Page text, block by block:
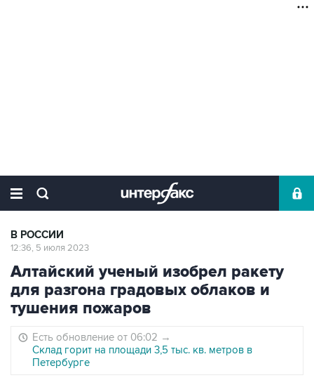
В РОССИИ
12:36, 5 июля 2023
Алтайский ученый изобрел ракету
для разгона градовых облаков и
тушения пожаров
Есть обновление от 06:02 →
Склад горит на площади 3,5 тыс. кв. метров в
Петербурге